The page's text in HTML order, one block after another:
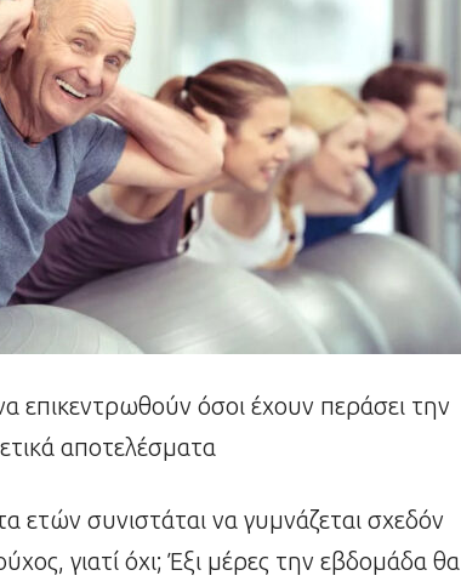
επικεντρωθούν όσοι έχουν περάσει την
αποτελέσματα
συνιστάται να γυμνάζεται σχεδόν
γιατί όχι; Έξι μέρες την εβδομάδα θα